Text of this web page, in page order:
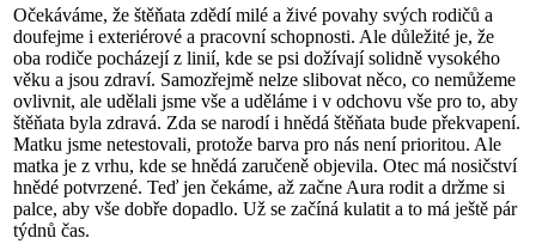
Očekáváme, že štěňata zdědí milé a živé povahy svých rodičů a
doufejme i exteriérové a pracovní schopnosti. Ale důležité je, že
oba rodiče pocházejí z linií, kde se psi dožívají solidně vysokého
věku a jsou zdraví. Samozřejmě nelze slibovat něco, co nemůžeme
ovlivnit, ale udělali jsme vše a uděláme i v odchovu vše pro to, aby
štěňata byla zdravá. Zda se narodí i hnědá štěňata bude překvapení.
Matku jsme netestovali, protože barva pro nás není prioritou. Ale
matka je z vrhu, kde se hnědá zaručeně objevila. Otec má nosičství
hnědé potvrzené. Teď jen čekáme, až začne Aura rodit a držme si
palce, aby vše dobře dopadlo. Už se začíná kulatit a to má ještě pár
týdnů čas.